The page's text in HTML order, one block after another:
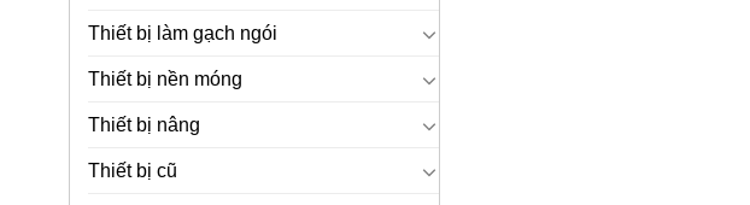
Thiết bị làm gạch ngói
Thiết bị nền móng
Thiết bị nâng
Thiết bị cũ